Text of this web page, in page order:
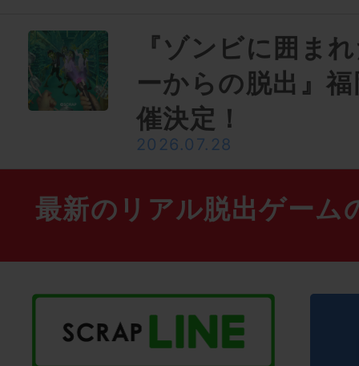
『ゾンビに囲ま
ーからの脱出』
催決定！
2026.07.28
最新のリアル脱出ゲーム